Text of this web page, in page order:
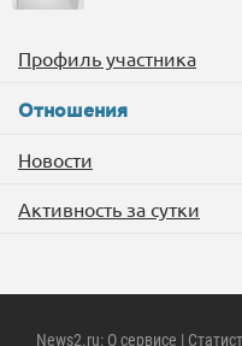
Профиль участника
Отношения
Новости
Активность за сутки
News2.ru: О сервисе |